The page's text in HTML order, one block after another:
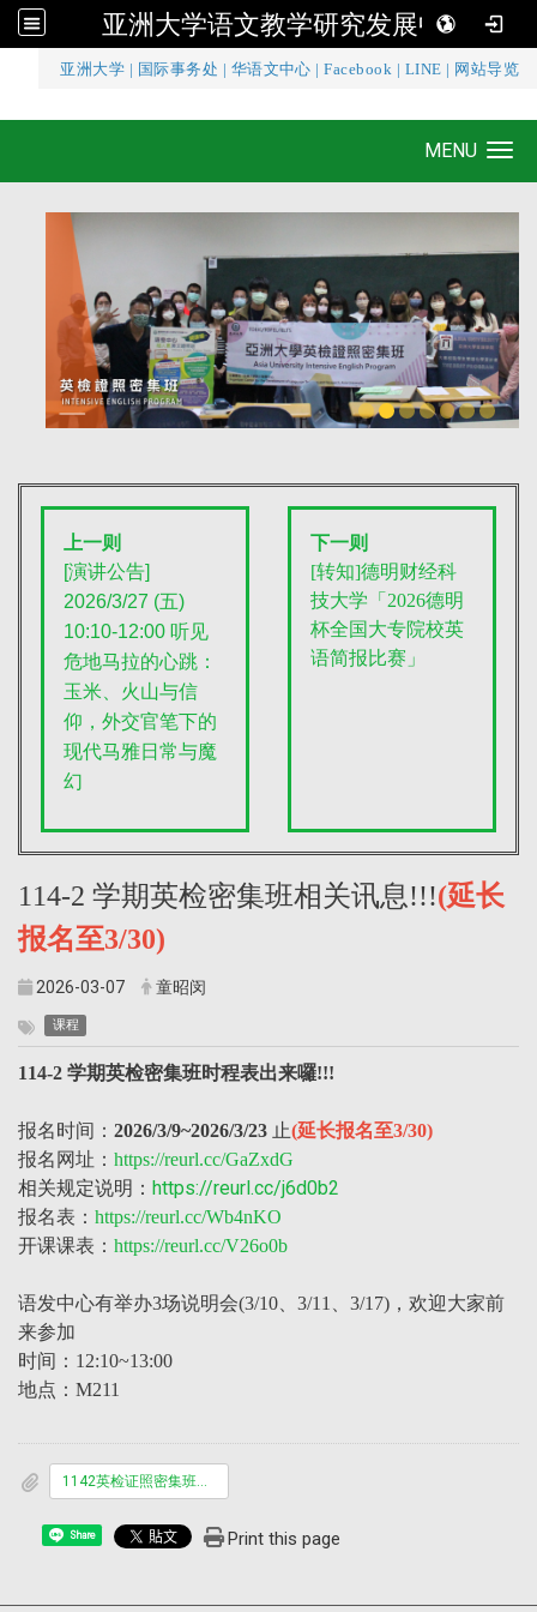
亚洲大学语文教学研究发展中心
亚洲大学 国际事务处 华语文中心 |Facebook LINE 网站导览
亚洲大学语文教学研究发展中心
MENU
上一则
[演讲公告]
2026/3/27 (五)
10:10-12:00 听见
危地马拉的心跳：
玉米、火山与信
仰，外交官笔下的
现代马雅日常与魔
幻
下一则
[转知]德明财经科
技大学「2026德明
杯全国大专院校英
语简报比赛」
114-2 学期英检密集班相关讯息!!!(延长
报名至3/30)
2026-03-07 童昭闵
课程
114-2 学期英检密集班时程表出来囉!!!
报名时间： 2026/3/9~2026/3/23 止(延长报名至3/30)
报名网址： https://reurl.cc/GaZxdG
相关规定说明： https://reurl.cc/j6d0b2
报名表： https://reurl.cc/Wb4nKO
开课课表： https://reurl.cc/V26o0b
语发中心有举办3场说明会(3/10、3/11、3/17)，欢迎大家前
来参加
时间：12:10~13:00
地点：M211
1142英检证照密集班时程表
Share Print this page